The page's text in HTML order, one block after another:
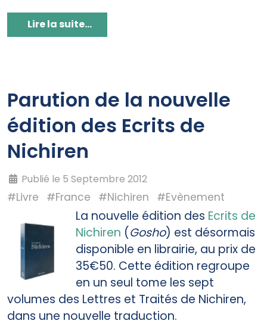
Lire la suite...
Parution de la nouvelle
édition des Ecrits de
Nichiren
Publié le 5 Septembre 2012
#Livre #France #Nichiren #Evènement
La nouvelle édition des Ecrits de
Nichiren (Gosho) est désormais
disponible en librairie, au prix de
35€50. Cette édition regroupe
en un seul tome les sept
volumes des Lettres et Traités de Nichiren,
dans une nouvelle traduction.